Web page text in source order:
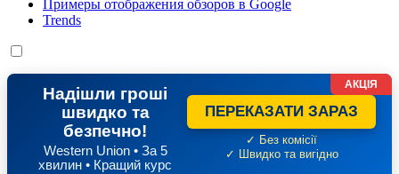
Примеры отображения обзоров в Google
Trends
Надішли гроші
швидко та
безпечно!
Western Union • За 5
хвилин • Кращий курс
ПЕРЕКАЗАТИ ЗАРАЗ
✓ Без комісії
✓ Швидко та вигідно
АКЦІЯ